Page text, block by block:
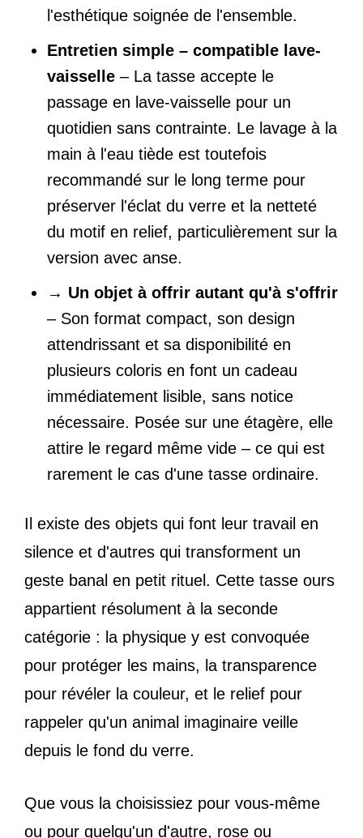
l'esthétique soignée de l'ensemble.
Entretien simple – compatible lave-
vaisselle – La tasse accepte le
passage en lave-vaisselle pour un
quotidien sans contrainte. Le lavage à la
main à l'eau tiède est toutefois
recommandé sur le long terme pour
préserver l'éclat du verre et la netteté
du motif en relief, particulièrement sur la
version avec anse.
→ Un objet à offrir autant qu'à s'offrir
– Son format compact, son design
attendrissant et sa disponibilité en
plusieurs coloris en font un cadeau
immédiatement lisible, sans notice
nécessaire. Posée sur une étagère, elle
attire le regard même vide – ce qui est
rarement le cas d'une tasse ordinaire.
Il existe des objets qui font leur travail en
silence et d'autres qui transforment un
geste banal en petit rituel. Cette tasse ours
appartient résolument à la seconde
catégorie : la physique y est convoquée
pour protéger les mains, la transparence
pour révéler la couleur, et le relief pour
rappeler qu'un animal imaginaire veille
depuis le fond du verre.
Que vous la choisissiez pour vous-même
ou pour quelqu'un d'autre, rose ou